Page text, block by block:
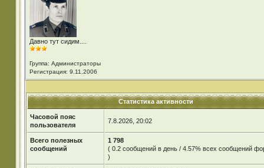
Давно тут сидим....
Группа: Администраторы
Регистрация: 9.11.2006
Статистика активности
Часовой пояс
пользователя
7.8.2026, 20:02
Всего полезных
сообщений
1 798
( 0.2 сообщений в день / 4.57% всех сообщений
)